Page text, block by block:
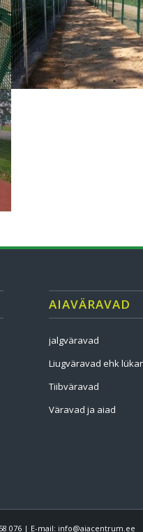
AIAVÄRAVAD
jalgväravad
Liugväravad ehk
Tiibväravad
Väravad ja aiad
076 | E-mail: info@aiacentrum.ee